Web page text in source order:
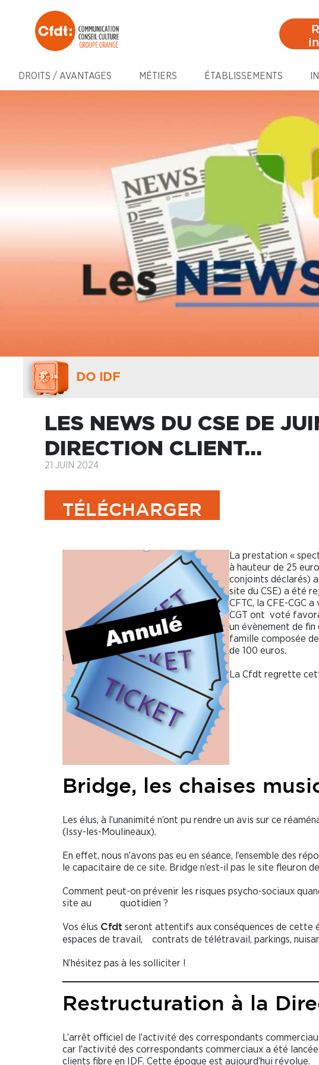
DROITS / AVANTAGES MÉTIERS ÉTABLISSEMENTS
DO IDF
LES NEWS DU CSE DE
DIRECTION CLIENT…
21 JUIN 2024
TÉLÉCHARGER
La prestation «
à hauteur de 25
conjoints déclarés)
site du CSE) a été
CFTC, la CFE-CGC
CGT ont voté
un évènement de fin
famille composée
de 100 euros.
La Cfdt regrette
Bridge, les chaises
Les élus, à l’unanimité n’ont pu rendre un avis sur ce
(Issy-les-Moulineaux).
En effet, nous n’avons pas eu en séance, l’ensemble des
le capacitaire de ce site. Bridge n’est-il pas le site fleuron
Comment peut-on prévenir les risques psycho-sociaux
site au quotidien ?
Vos élus Cfdt seront attentifs aux conséquences de cette
espaces de travail, contrats de télétravail, parkings,
N’hésitez pas à les solliciter !
Restructuration à la
L’arrêt officiel de l’activité des correspondants
car l’activité des correspondants commerciaux a été
clients fibre en IDF. Cette époque est aujourd’hui révolue.